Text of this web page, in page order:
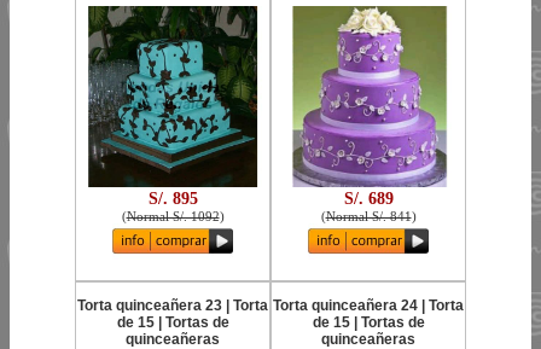
S/. 895
(Normal S/. 1092)
S/. 689
(Normal S/. 841)
Torta quinceañera 23 | Torta
de 15 | Tortas de
quinceañeras
Torta quinceañera 24 | Torta
de 15 | Tortas de
quinceañeras